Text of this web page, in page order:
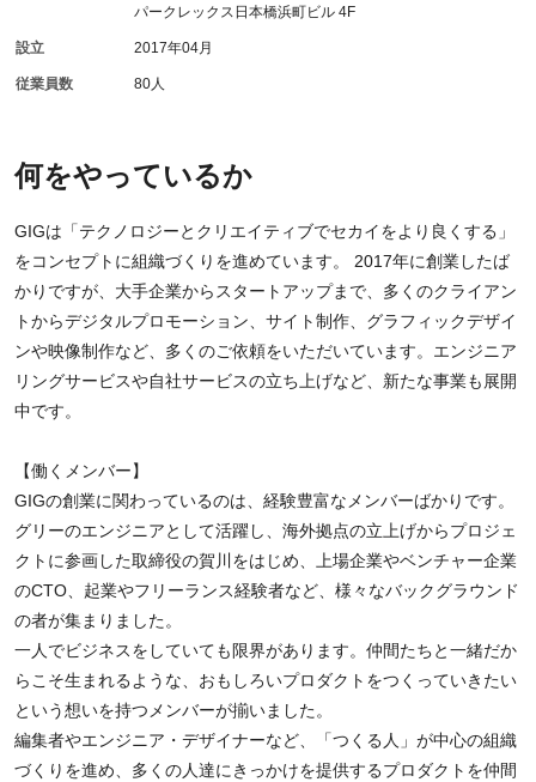
何をやっているか
GIGは「テクノロジーとクリエイティブでセカイをより良くする」
をコンセプトに組織づくりを進めています。 2017年に創業したば
かりですが、大手企業からスタートアップまで、多くのクライアン
トからデジタルプロモーション、サイト制作、グラフィックデザイ
ンや映像制作など、多くのご依頼をいただいています。エンジニア
リングサービスや自社サービスの立ち上げなど、新たな事業も展開
中です。
【働くメンバー】
GIGの創業に関わっているのは、経験豊富なメンバーばかりです。
グリーのエンジニアとして活躍し、海外拠点の立上げからプロジェ
クトに参画した取締役の賀川をはじめ、上場企業やベンチャー企業
のCTO、起業やフリーランス経験者など、様々なバックグラウンド
の者が集まりました。
一人でビジネスをしていても限界があります。仲間たちと一緒だか
らこそ生まれるような、おもしろいプロダクトをつくっていきたい
という想いを持つメンバーが揃いました。
編集者やエンジニア・デザイナーなど、「つくる人」が中心の組織
づくりを進め、多くの人達にきっかけを提供するプロダクトを仲間
パークレックス日本橋浜町ビル 4F
設立 2017年04月
従業員数 80人